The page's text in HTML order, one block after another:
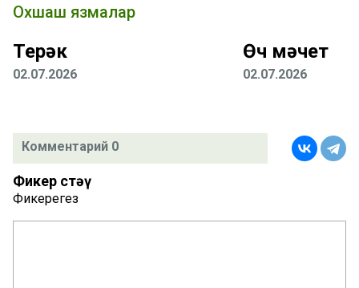
Охшаш язмалар
Терәк
02.07.2026
Өч мәчет
02.07.2026
Комментарий 0
Фикер өстәү
Фикерегез